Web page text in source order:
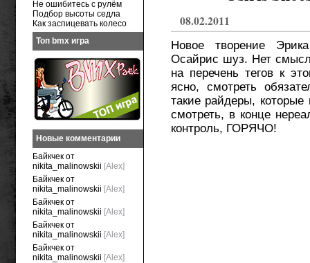
08.02.2011
Новое творение
Осайрис шуз. Нет
на перечень тегов к
ясно, смотреть
такие райдеры, которые
смотреть, в конце
контроль, ГОРЯЧО!
Не ошибитесь с рулём
Подбор высоты седла
Как заспицевать колесо
Топ bmx игра
Новые комментарии
Байкчек от
nikita_malinowskii [Alex]
Байкчек от
nikita_malinowskii [Alex]
Байкчек от
nikita_malinowskii [Alex]
Байкчек от
nikita_malinowskii [Alex]
Байкчек от
nikita_malinowskii [Alex]